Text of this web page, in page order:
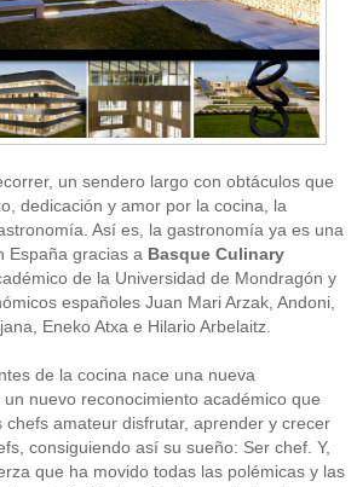
un sendero largo con obtáculos que
dedicación y amor por la cocina, la
Así es, la gastronomía ya es una
España gracias a Basque Culinary
de la Universidad de Mondragón y
españoles Juan Mari Arzak, Andoni,
Eneko Atxa e Hilario Arbelaitz.
de la cocina nace una nueva
nuevo reconocimiento académico que
chefs amateur disfrutar, aprender y crecer
consiguiendo así su sueño: Ser chef. Y,
que ha movido todas las polémicas y las